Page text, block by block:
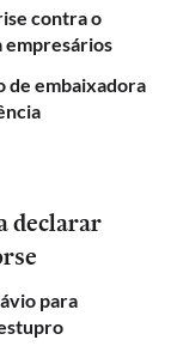
contra o
empresários
de embaixadora
declarar
para